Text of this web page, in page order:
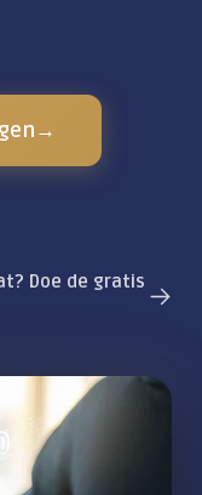
→
Doe de gratis